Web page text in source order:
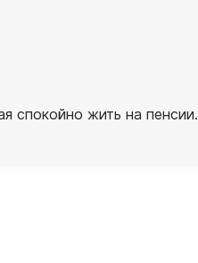
спокойно жить на пенсии.